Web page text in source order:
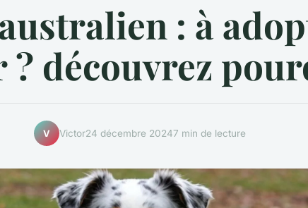
: à
? découvrez
V Victor24 décembre 20247 min de lecture